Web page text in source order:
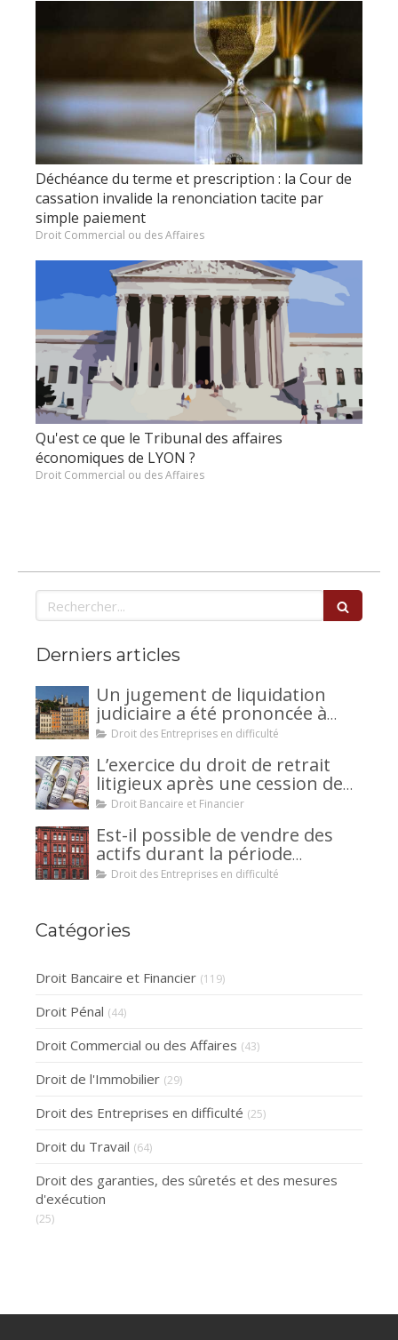
Déchéance du terme et prescription : la Cour de
cassation invalide la renonciation tacite par
simple paiement
Droit Commercial ou des Affaires
Qu'est ce que le Tribunal des affaires
économiques de LYON ?
Droit Commercial ou des Affaires
Rechercher
Derniers articles
Un jugement de liquidation
judiciaire a été prononcée à
votre encontre : comment
Droit des Entreprises en difficulté
L’exercice du droit de retrait
litigieux après une cession de
créance : un mécanisme
la caution.
Droit Bancaire et Financier
Est-il possible de vendre des
actifs durant la période
d’observation d’un
Droit des Entreprises en difficulté
Catégories
Droit Bancaire et Financier (119)
Droit Pénal (44)
Droit Commercial ou des Affaires (43)
Droit de l'Immobilier (29)
Droit des Entreprises en difficulté (25)
Droit du Travail (64)
Droit des garanties, des sûretés et des mesures
d'exécution
(25)